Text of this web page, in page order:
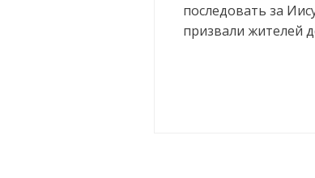
последовать за
призвали жителей